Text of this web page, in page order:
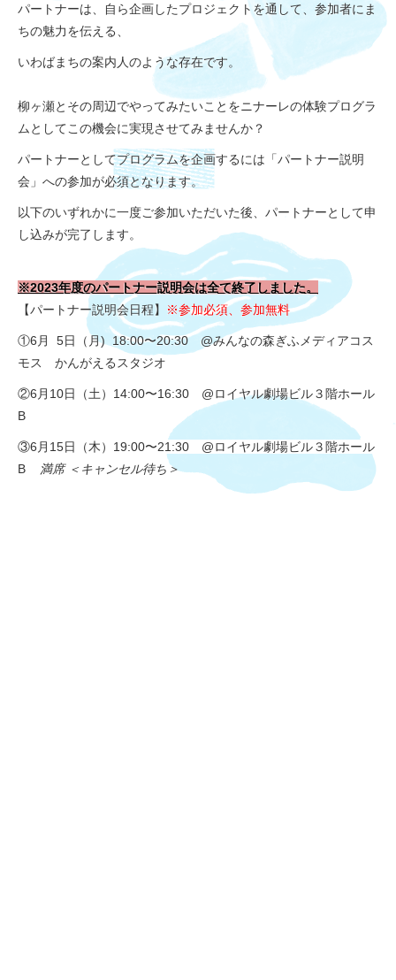
パートナーは、自ら企画したプロジェクトを通して、参加者にま
ちの魅力を伝える、
いわばまちの案内人のような存在です。
柳ヶ瀬とその周辺でやってみたいことをニナーレの体験プログラ
ムとしてこの機会に実現させてみませんか？
パートナーとしてプログラムを企画するには「パートナー説明
会」への参加が必須となります。
以下のいずれかに一度ご参加いただいた後、パートナーとして申
し込みが完了します。
※2023年度のパートナー説明会は全て終了しました。
【パートナー説明会日程】 ※参加必須、参加無料
①6月 5日（月) 18:00〜20:30 @みんなの森ぎふメディアコス
モス かんがえるスタジオ
②6月10日（土）14:00〜16:30 @ロイヤル劇場ビル３階ホール
B
③6月15日（木）19:00〜21:30 @ロイヤル劇場ビル３階ホール
B
満席 ＜キャンセル待ち＞